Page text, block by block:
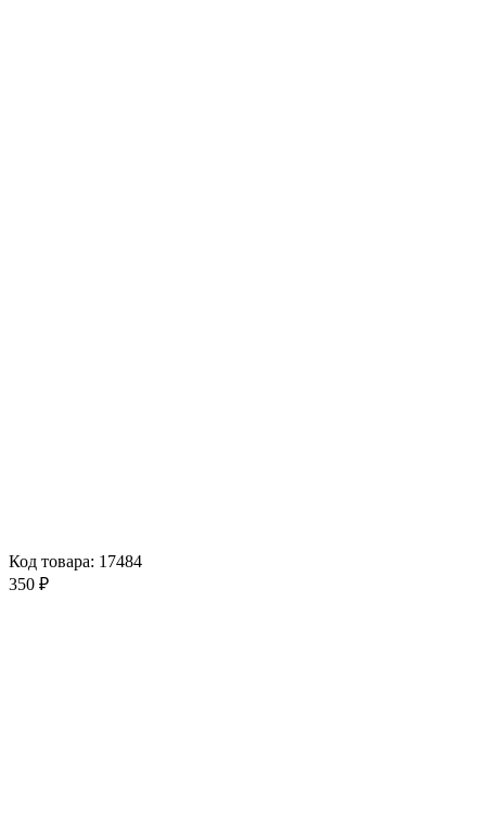
Код товара: 17484
350 ₽